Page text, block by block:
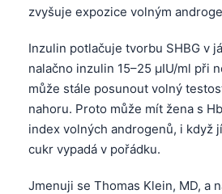
zvyšuje expozice volným
Inzulin potlačuje tvorbu SHBG v
nalačno inzulin 15–25 µIU/ml při
může stále posunout volný
nahoru. Proto může mít žena s
index volných androgenů, i když
cukr vypadá v pořádku.
Jmenuji se Thomas Klein, MD, a